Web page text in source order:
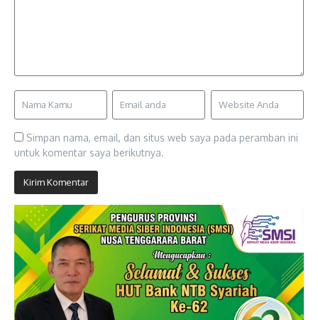
Simpan nama, email, dan situs web saya pada peramban ini
untuk komentar saya berikutnya.